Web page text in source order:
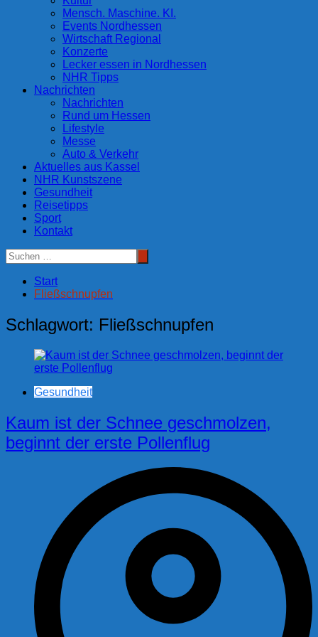
Mensch. Maschine. KI.
Events Nordhessen
Wirtschaft Regional
Konzerte
Lecker essen in Nordhessen
NHR Tipps
Nachrichten
Nachrichten
Rund um Hessen
Lifestyle
Messe
Auto & Verkehr
Aktuelles aus Kassel
NHR Kunstszene
Gesundheit
Reisetipps
Sport
Kontakt
Start
Fließschnupfen
Schlagwort: Fließschnupfen
Gesundheit
Kaum ist der Schnee geschmolzen,
beginnt der erste Pollenflug